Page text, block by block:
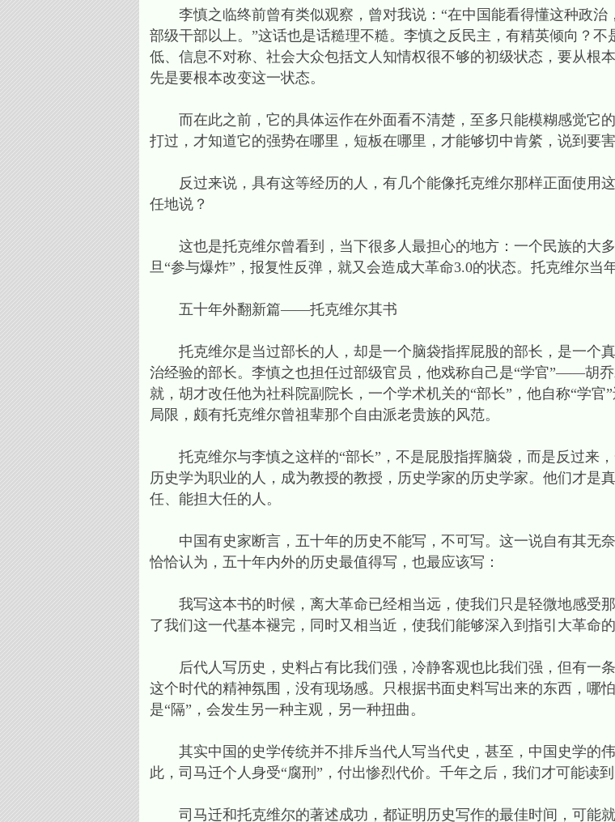
李慎之临终前曾有类似观察，曾对我说：“在中国能看得懂这种政治
部级干部以上。”这话也是话糙理不糙。李慎之反民主，有精英倾向？
低、信息不对称、社会大众包括文人知情权很不够的初级状态，要从根
先是要根本改变这一状态。
而在此之前，它的具体运作在外面看不清楚，至多只能模糊感觉它的
打过，才知道它的强势在哪里，短板在哪里，才能够切中肯綮，说到要害
反过来说，具有这等经历的人，有几个能像托克维尔那样正面使用
任地说？
这也是托克维尔曾看到，当下很多人最担心的地方：一个民族的大
旦“参与爆炸”，报复性反弹，就又会造成大革命3.0的状态。托克维尔当
五十年外翻新篇——托克维尔其书
托克维尔是当过部长的人，却是一个脑袋指挥屁股的部长，是一个
治经验的部长。李慎之也担任过部级官员，他戏称自己是“学官”——胡
就，胡才改任他为社科院副院长，一个学术机关的“部长”，他自称“学
局限，颇有托克维尔曾祖辈那个自由派老贵族的风范。
托克维尔与李慎之这样的“部长”，不是屁股指挥脑袋，而是反过来
历史学为职业的人，成为教授的教授，历史学家的历史学家。他们才是
任、能担大任的人。
中国有史家断言，五十年的历史不能写，不可写。这一说自有其无
恰恰认为，五十年内外的历史最值得写，也最应该写：
我写这本书的时候，离大革命已经相当远，使我们只是轻微地感受那
了我们这一代基本褪完，同时又相当近，使我们能够深入到指引大革命的
后代人写历史，史料占有比我们强，冷静客观也比我们强，但有一条
这个时代的精神氛围，没有现场感。只根据书面史料写出来的东西，哪
是“隔”，会发生另一种主观，另一种扭曲。
其实中国的史学传统并不排斥当代人写当代史，甚至，中国史学的
此，司马迁个人身受“腐刑”，付出惨烈代价。千年之后，我们才可能读
司马迁和托克维尔的著述成功，都证明历史写作的最佳时间，可能